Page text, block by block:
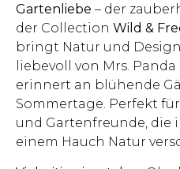
Gartenliebe – der
der Collection Wild &
bringt Natur und
liebevoll von Mrs.
erinnert an blühende
Sommertage. Perfekt
und Gartenfreunde, die
einem Hauch Natur